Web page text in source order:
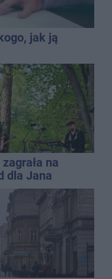
jak ją
na
dla Jana